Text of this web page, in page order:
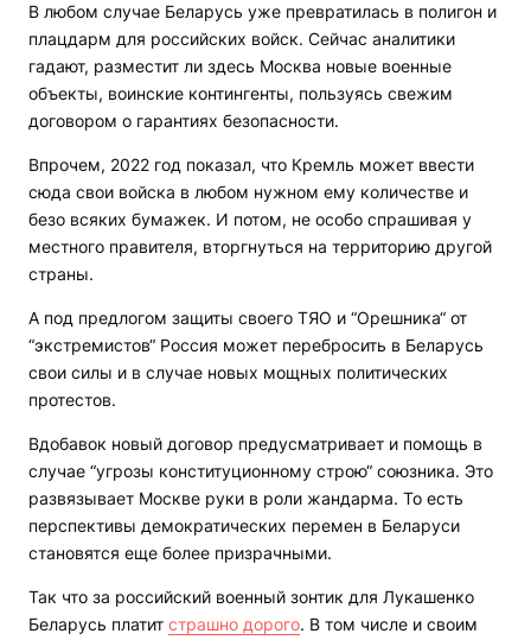
В любом случае Беларусь уже превратилась в полигон и
плацдарм для российских войск. Сейчас аналитики
гадают, разместит ли здесь Москва новые военные
объекты, воинские контингенты, пользуясь свежим
договором о гарантиях безопасности.
Впрочем, 2022 год показал, что Кремль может ввести
сюда свои войска в любом нужном ему количестве и
безо всяких бумажек. И потом, не особо спрашивая у
местного правителя, вторгнуться на территорию другой
страны.
А под предлогом защиты своего ТЯО и “Орешника“ от
“экстремистов“ Россия может перебросить в Беларусь
свои силы и в случае новых мощных политических
протестов.
Вдобавок новый договор предусматривает и помощь в
случае “угрозы конституционному строю“ союзника. Это
развязывает Москве руки в роли жандарма. То есть
перспективы демократических перемен в Беларуси
становятся еще более призрачными.
Так что за российский военный зонтик для Лукашенко
Беларусь платит страшно дорого. В том числе и своим